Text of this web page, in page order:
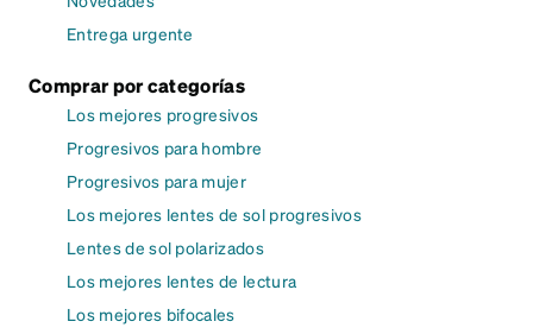
Entrega urgente
Comprar por categorías
Los mejores progresivos
Progresivos para hombre
Progresivos para mujer
Los mejores lentes de sol progresivos
Lentes de sol polarizados
Los mejores lentes de lectura
Los mejores bifocales